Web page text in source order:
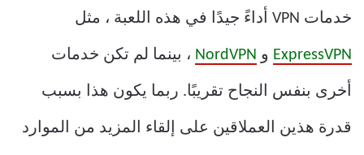
خدمات VPN أداءً جيدًا في هذه اللعبة ، مثل
ExpressVPN و NordVPN ، بينما لم تكن خدمات
أخرى بنفس النجاح تقريبًا. ربما يكون هذا بسبب
قدرة هذين العملاقين على إلقاء المزيد من الموارد